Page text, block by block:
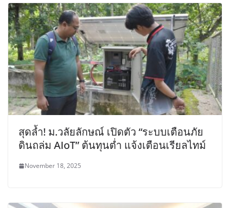
สุดล้ำ! ม.วลัยลักษณ์ เปิดตัว “ระบบเตือนภัย
ดินถล่ม AIoT” ต้นทุนต่ำ แจ้งเตือนเรียลไทม์
November 18, 2025